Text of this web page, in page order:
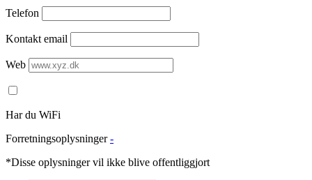
Telefon
Kontakt email
Web
Har du WiFi
Forretningsoplysninger -
*Disse oplysninger vil ikke blive offentliggjort